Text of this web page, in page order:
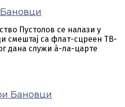
Пустолов се налази у
смештај са флат-сцреен ТВ-
дана служи à-ла-царте
Бановци